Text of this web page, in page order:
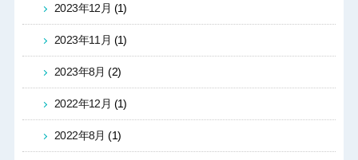
2023年12月 (1)
2023年11月 (1)
2023年8月 (2)
2022年12月 (1)
2022年8月 (1)